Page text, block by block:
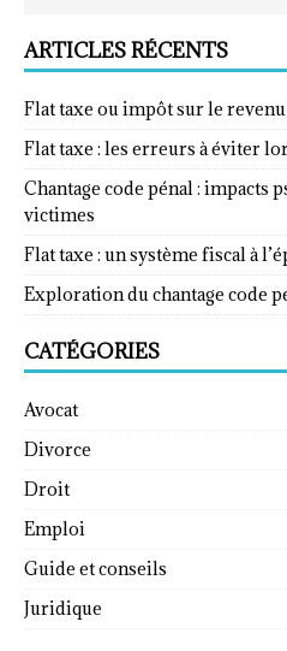
ARTICLES RÉCENTS
Flat taxe ou impôt sur le
Flat taxe : les erreurs à éviter
Chantage code pénal : impacts
victimes
Flat taxe : un système fiscal à
Exploration du chantage code
CATÉGORIES
Avocat
Divorce
Droit
Emploi
Guide et conseils
Juridique